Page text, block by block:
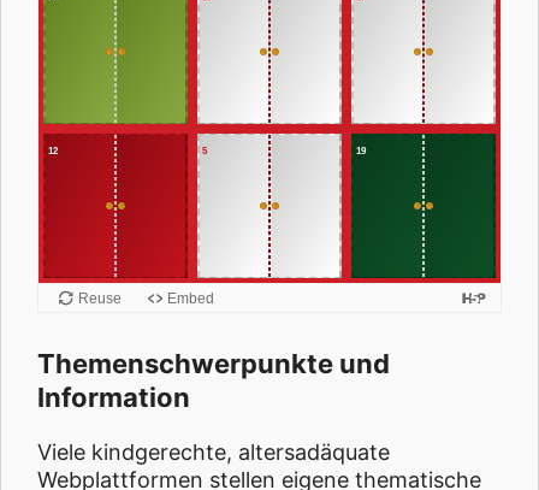
Themenschwerpunkte und
Information
Viele kindgerechte, altersadäquate
Webplattformen stellen eigene thematische